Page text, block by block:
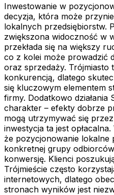
Inwestowanie w
decyzja, która może
lokalnych przedsiębiorstw.
zwiększona widoczność w
przekłada się na większy
co z kolei może prowadzić
oraz sprzedaży. Trójmiasto
konkurencją, dlatego
się kluczowym elementem
firmy. Dodatkowo działania
charakter – efekty dobrze
mogą utrzymywać się
inwestycja ta jest
że pozycjonowanie lokalne
konkretnej grupy
konwersję. Klienci
Trójmieście często
internetowych, dlatego
stronach wyników jest